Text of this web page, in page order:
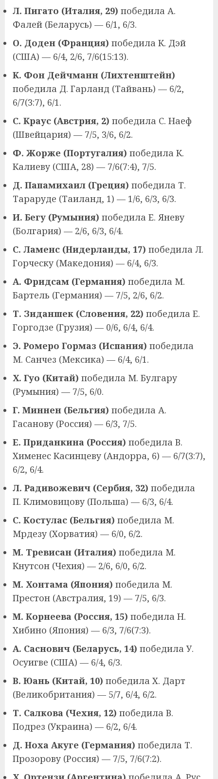
Л. Пигато (Италия, 29) победила А.
Фалей (Беларусь) — 6/1, 6/3.
О. Доден (Франция) победила К. Дэй
(США) — 6/4, 2/6, 7/6(15:13).
К. Фон Дейчманн (Лихтенштейн)
победила Д. Гарланд (Тайвань) — 6/2,
6/7(3:7), 6/1.
С. Краус (Австрия, 2) победила С. Наеф
(Швейцария) — 7/5, 3/6, 6/2.
Ф. Жорже (Португалия) победила К.
Калиеву (США, 28) — 7/6(7:4), 7/5.
Д. Папамихаил (Греция) победила Т.
Тараруде (Таиланд, 1) — 1/6, 6/3, 6/3.
И. Бегу (Румыния) победила Е. Яневу
(Болгария) — 2/6, 6/3, 6/4.
С. Ламенс (Нидерланды, 17) победила Л.
Горческу (Македония) — 6/4, 6/3.
А. Фридсам (Германия) победила М.
Бартель (Германия) — 7/5, 2/6, 6/2.
Т. Зиданшек (Словения, 22) победила Е.
Горгодзе (Грузия) — 0/6, 6/4, 6/4.
Э. Ромеро Гормаз (Испания) победила
М. Санчез (Мексика) — 6/4, 6/1.
Х. Гуо (Китай) победила М. Булгару
(Румыния) — 7/5, 6/0.
Г. Миннен (Бельгия) победила А.
Гасанову (Россия) — 6/3, 7/5.
Е. Приданкина (Россия) победила В.
Хименес Касинцеву (Андорра, 6) — 6/7(3:7),
6/2, 6/4.
Л. Радивожевич (Сербия, 32) победила
П. Климовицову (Польша) — 6/3, 6/4.
С. Костулас (Бельгия) победила М.
Мрдезу (Хорватия) — 6/0, 6/2.
М. Тревисан (Италия) победила М.
Кнутсон (Чехия) — 2/6, 6/0, 6/2.
М. Хонтама (Япония) победила М.
Престон (Австралия, 19) — 7/5, 6/3.
М. Корнеева (Россия, 15) победила Н.
Хибино (Япония) — 6/3, 7/6(7:3).
А. Саснович (Беларусь, 14) победила У.
Осуигве (США) — 6/4, 6/3.
В. Юань (Китай, 10) победила Х. Дарт
(Великобритания) — 5/7, 6/4, 6/2.
Т. Салкова (Чехия, 12) победила В.
Подрез (Украина) — 6/2, 6/4.
Д. Ноха Акуге (Германия) победила Т.
Прозорову (Россия) — 7/5, 7/6(7:2).